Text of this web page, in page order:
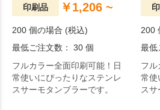
印刷品 ￥1,206 ~
200 個の場合 (税込)
最低ご注文数： 30 個
フルカラー全面印刷可能！日
常使いにぴったりなステンレ
スサーモタンブラーです。
200
最低
フル
常使
スサ